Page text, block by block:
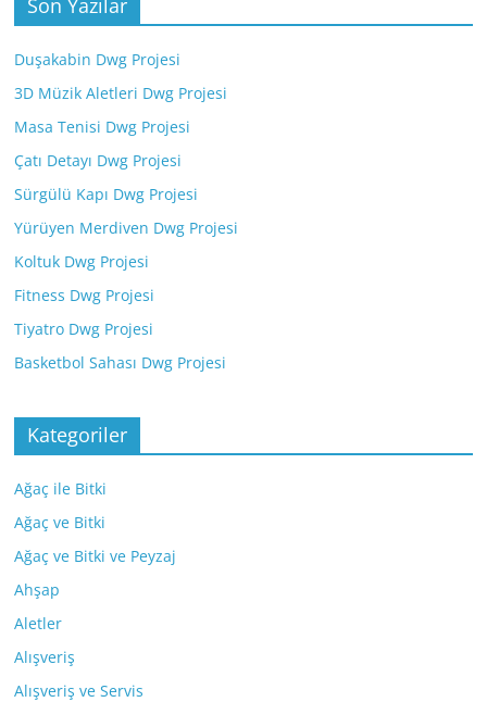
Duşakabin Dwg Projesi
3D Müzik Aletleri Dwg Projesi
Masa Tenisi Dwg Projesi
Çatı Detayı Dwg Projesi
Sürgülü Kapı Dwg Projesi
Yürüyen Merdiven Dwg Projesi
Koltuk Dwg Projesi
Fitness Dwg Projesi
Tiyatro Dwg Projesi
Basketbol Sahası Dwg Projesi
Kategoriler
Ağaç ile Bitki
Ağaç ve Bitki
Ağaç ve Bitki ve Peyzaj
Ahşap
Aletler
Alışveriş
Alışveriş ve Servis